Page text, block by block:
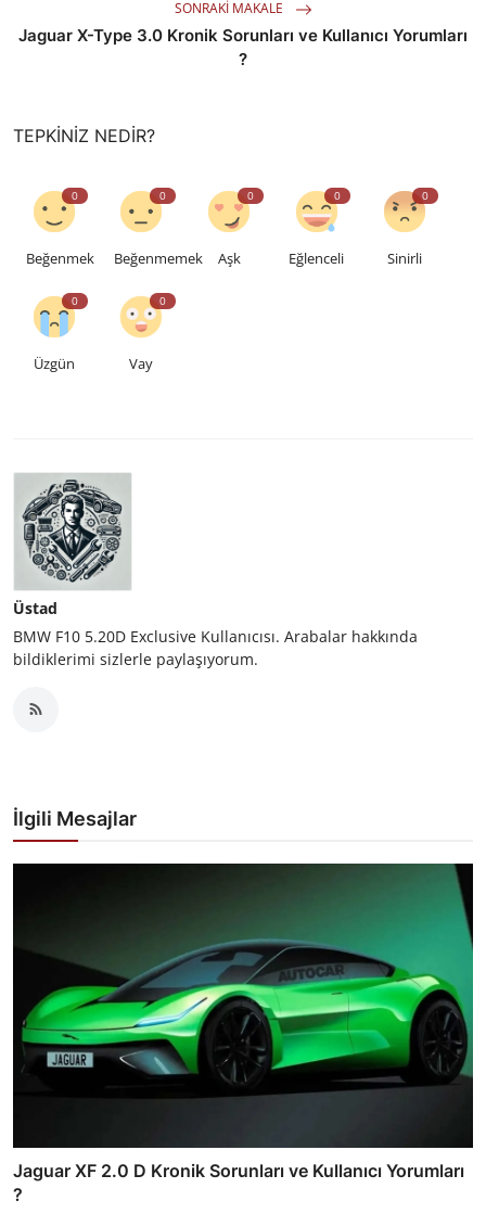
SONRAKI MAKALE
Jaguar X-Type 3.0 Kronik Sorunları ve Kullanıcı Yorumları
?
TEPKINIZ NEDIR?
0
Beğenmek
0
Beğenmemek
0
Aşk
0
Eğlenceli
0
Sinirli
0
Üzgün
0
Vay
Üstad
BMW F10 5.20D Exclusive Kullanıcısı. Arabalar hakkında
bildiklerimi sizlerle paylaşıyorum.
İlgili Mesajlar
Jaguar XF 2.0 D Kronik Sorunları ve Kullanıcı Yorumları
?